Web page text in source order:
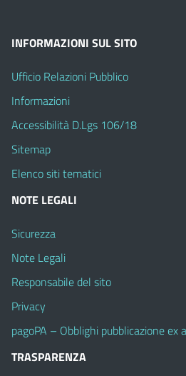
INFORMAZIONI SUL SITO
Ufficio Relazioni Pubblico
Informazioni
Accessibilità D.Lgs 106/18
Sitemap
Elenco siti tematici
NOTE LEGALI
Sicurezza
Note Legali
Responsabile del sito
Privacy
pagoPA – Obblighi pubblicazione ex
TRASPARENZA